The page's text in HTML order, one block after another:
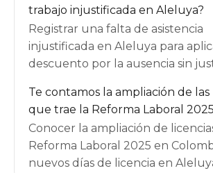
trabajo injustificada en Aleluya?
Registrar una falta de asistencia
injustificada en Aleluya para
descuento por la ausencia sin
Te contamos la ampliación de las
que trae la Reforma Laboral 2025
Conocer la ampliación de
Reforma Laboral 2025 en
nuevos días de licencia en